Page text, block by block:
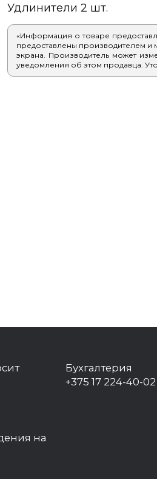
Удлинители 2 шт.
«Информация о товаре
предоставлены производителем и
экрана. Производитель может
уведомления об этом продавца.
на
Бухгалтерия
+375 17 224-40-02